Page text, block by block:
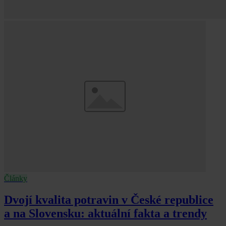
Články
Dvojí kvalita potravin v České republice
a na Slovensku: aktuální fakta a trendy